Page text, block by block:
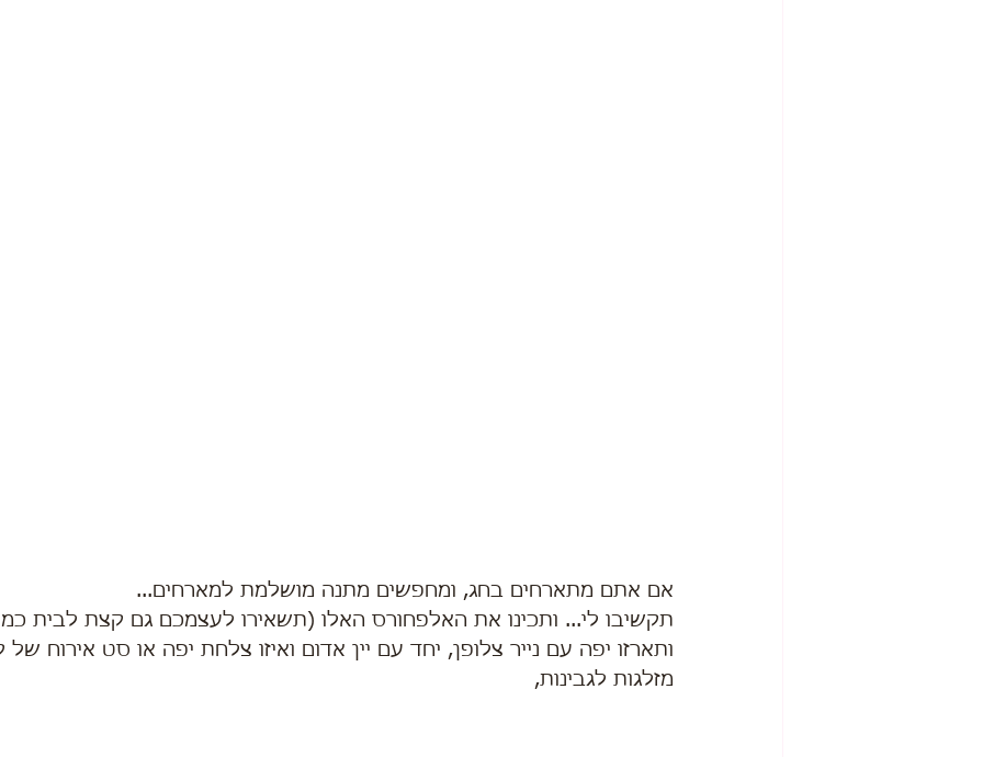
אם אתם מתארחים בחג, ומחפשים מתנה מושלמת למארחים...
תקשיבו לי... ותכינו את האלפחורס האלו (תשאירו לעצמכם גם קצת לבית
ותארזו יפה עם נייר צלופן, יחד עם יין אדום ואיזו צלחת יפה או סט אירוח
מזלגות לגבינות,